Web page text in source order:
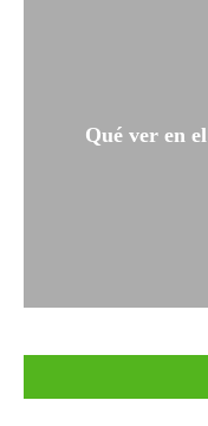
Qué ver en